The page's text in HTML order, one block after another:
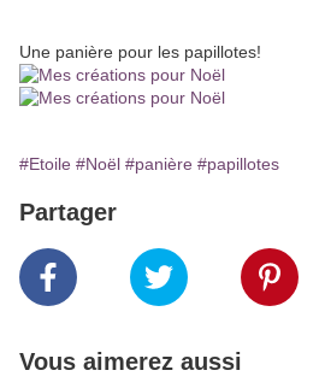
Une panière pour les papillotes!
#Etoile #Noël #panière #papillotes
Partager
Vous aimerez aussi